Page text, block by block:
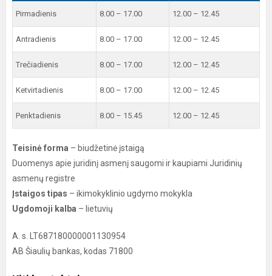
Pirmadienis 8.00 – 17.00 12.00 – 12.45
Antradienis 8.00 – 17.00 12.00 – 12.45
Trečiadienis 8.00 – 17.00 12.00 – 12.45
Ketvirtadienis 8.00 – 17.00 12.00 – 12.45
Penktadienis 8.00 – 15.45 12.00 – 12.45
Teisinė forma – biudžetinė įstaigą
Duomenys apie juridinį asmenį saugomi ir kaupiami Juridinių
asmenų registre
Įstaigos tipas – ikimokyklinio ugdymo mokykla
Ugdomoji kalba – lietuvių
A. s. LT687180000001130954
AB Šiaulių bankas, kodas 71800